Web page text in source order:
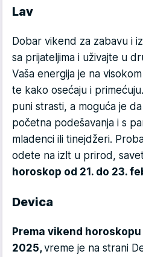
Lav
Dobar vikend za zabavu i
sa prijateljima i uživajte u
Vaša energija je na
te kako osećaju i
puni strasti, a moguća je
početna podešavanja i s
mladenci ili tinejdžeri.
odete na izlt u prirod,
horoskop od 21. do 23.
Devica
Prema vikend
2025,vreme je na strani